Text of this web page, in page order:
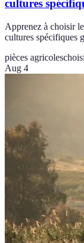
cultures
Apprenez à choisir
cultures spécifiques
pièces agricoles
Aug 4